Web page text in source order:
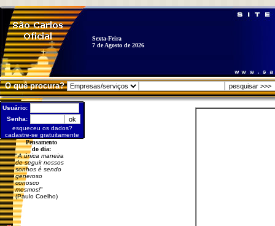
Sexta-Feira
7 de Agosto de 2026
O quê procura?
Usuário:
Senha:
esqueceu os dados?
cadastre-se gratuitamente
Pensamento
do dia:
"A única maneira
de seguir nossos
sonhos é sendo
generoso
conosco
mesmos!"
(Paulo Coelho)